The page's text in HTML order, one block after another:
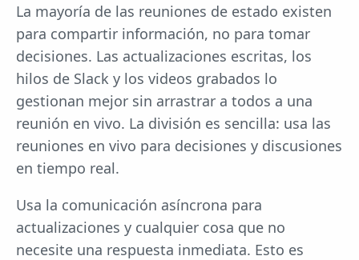
La mayoría de las reuniones de estado existen
para compartir información, no para tomar
decisiones. Las actualizaciones escritas, los
hilos de Slack y los videos grabados lo
gestionan mejor sin arrastrar a todos a una
reunión en vivo. La división es sencilla: usa las
reuniones en vivo para decisiones y discusiones
en tiempo real.
Usa la comunicación asíncrona para
actualizaciones y cualquier cosa que no
necesite una respuesta inmediata. Esto es